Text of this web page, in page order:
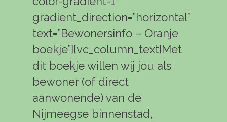
gradient_direction=”horizontal”
text=”Bewonersinfo – Oranje
boekje”][vc_column_text]Met
dit boekje willen wij jou als
bewoner (of direct
aanwonende) van de
Nijmeegse binnenstad,